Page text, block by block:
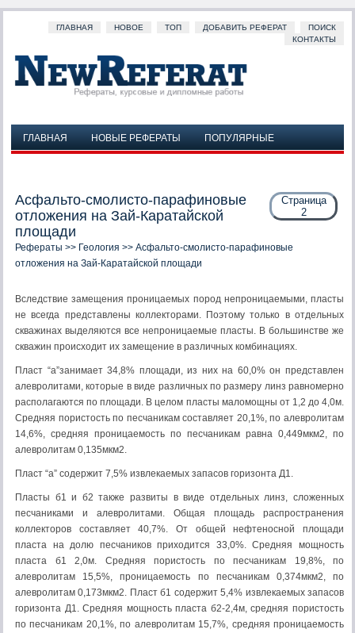
ГЛАВНАЯ НОВОЕ ТОП ДОБАВИТЬ РЕФЕРАТ
ПОИСК
КОНТАКТЫ
ГЛАВНАЯ НОВЫЕ РЕФЕРАТЫ
ПОПУЛЯРНЫЕ
Страница
2
Асфальто-смолисто-парафиновые
отложения на Зай-Каратайской
площади
Рефераты >> Геология >> Асфальто-смолисто-парафиновые
отложения на Зай-Каратайской площади
Вследствие замещения проницаемых пород непроницаемыми, пласты
не всегда представлены коллекторами. Поэтому только в отдельных
скважинах выделяются все непроницаемые пласты. В большинстве же
скважин происходит их замещение в различных комбинациях.
Пласт “a”занимает 34,8% площади, из них на 60,0% он представлен
алевролитами, которые в виде различных по размеру линз равномерно
располагаются по площади. В целом пласты маломощны от 1,2 до 4,0м.
Средняя пористость по песчаникам составляет 20,1%, по алевролитам
14,6%, средняя проницаемость по песчаникам равна 0,449мкм2, по
алевролитам 0,135мкм2.
Пласт “a” содержит 7,5% извлекаемых запасов горизонта Д1.
Пласты б1 и б2 также развиты в виде отдельных линз, сложенных
песчаниками и алевролитами. Общая площадь распространения
коллекторов составляет 40,7%. От общей нефтеносной площади
пласта на долю песчаников приходится 33,0%. Средняя мощность
пласта б1 2,0м. Средняя пористость по песчаникам 19,8%, по
алевролитам 15,5%, проницаемость по песчаникам 0,374мкм2, по
алевролитам 0,173мкм2. Пласт б1 содержит 5,4% извлекаемых запасов
горизонта Д1. Средняя мощность пласта б2-2,4м, средняя пористость
по песчаникам 20,1%, по алевролитам 15,7%, средняя проницаемость